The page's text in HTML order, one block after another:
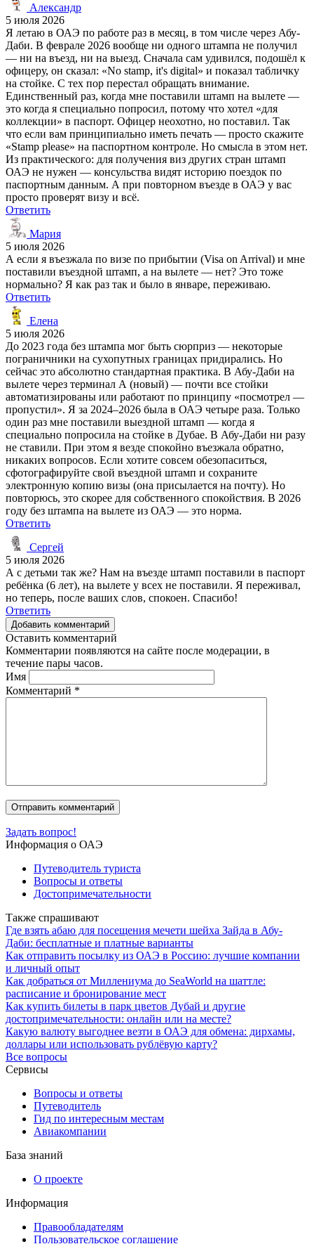
Александр
5 июля 2026
Я летаю в ОАЭ по работе раз в месяц, в том числе через Абу-
Даби. В феврале 2026 вообще ни одного штампа не получил
— ни на въезд, ни на выезд. Сначала сам удивился, подошёл к
офицеру, он сказал: «No stamp, it's digital» и показал табличку
на стойке. С тех пор перестал обращать внимание.
Единственный раз, когда мне поставили штамп на вылете —
это когда я специально попросил, потому что хотел «для
коллекции» в паспорт. Офицер неохотно, но поставил. Так
что если вам принципиально иметь печать — просто скажите
«Stamp please» на паспортном контроле. Но смысла в этом нет.
Из практического: для получения виз других стран штамп
ОАЭ не нужен — консульства видят историю поездок по
паспортным данным. А при повторном въезде в ОАЭ у вас
просто проверят визу и всё.
Ответить
Мария
5 июля 2026
А если я въезжала по визе по прибытии (Visa on Arrival) и мне
поставили въездной штамп, а на вылете — нет? Это тоже
нормально? Я как раз так и было в январе, переживаю.
Ответить
Елена
5 июля 2026
До 2023 года без штампа мог быть сюрприз — некоторые
пограничники на сухопутных границах придирались. Но
сейчас это абсолютно стандартная практика. В Абу-Даби на
вылете через терминал А (новый) — почти все стойки
автоматизированы или работают по принципу «посмотрел —
пропустил». Я за 2024–2026 была в ОАЭ четыре раза. Только
один раз мне поставили выездной штамп — когда я
специально попросила на стойке в Дубае. В Абу-Даби ни разу
не ставили. При этом я везде спокойно въезжала обратно,
никаких вопросов. Если хотите совсем обезопаситься,
сфотографируйте свой въездной штамп и сохраните
электронную копию визы (она присылается на почту). Но
повторюсь, это скорее для собственного спокойствия. В 2026
году без штампа на вылете из ОАЭ — это норма.
Ответить
Сергей
5 июля 2026
А с детьми так же? Нам на въезде штамп поставили в паспорт
ребёнка (6 лет), на вылете у всех не поставили. Я переживал,
но теперь, после ваших слов, спокоен. Спасибо!
Ответить
Добавить комментарий
Оставить комментарий
Комментарии появляются на сайте после модерации, в
течение пары часов.
Имя
Комментарий *
Задать вопрос!
Информация о ОАЭ
Путеводитель туриста
Вопросы и ответы
Достопримечательности
Также спрашивают
Где взять абаю для посещения мечети шейха Зайда в Абу-
Даби: бесплатные и платные варианты
Как отправить посылку из ОАЭ в Россию: лучшие компании
и личный опыт
Как добраться от Миллениума до SeaWorld на шаттле:
расписание и бронирование мест
Как купить билеты в парк цветов Дубай и другие
достопримечательности: онлайн или на месте?
Какую валюту выгоднее везти в ОАЭ для обмена: дирхамы,
доллары или использовать рублёвую карту?
Все вопросы
Сервисы
Вопросы и ответы
Путеводитель
Гид по интересным местам
Авиакомпании
База знаний
О проекте
Информация
Правообладателям
Пользовательское соглашение